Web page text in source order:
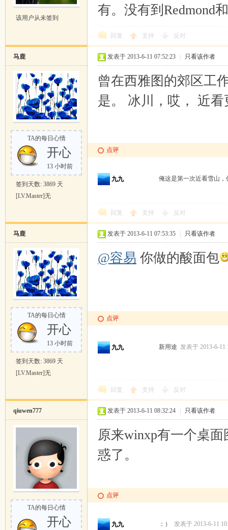
该用户从未签到
有。没有到Redmond
回复 支持 反对
马鹿
TA的每日心情
开心
13 小时前
签到天数: 3869 天
[LV.Master]无
发表于 2013-6-11 07:52:23 只看该作者
曾在西雅图的郊区工
是。 冰川，哎， 近
点评
九九 俺这是第一次近看雪山
回复 支持 反对
马鹿
TA的每日心情
开心
13 小时前
签到天数: 3869 天
[LV.Master]无
发表于 2013-6-11 07:53:35 只看该作者
@容易 你做的酸面包
点评
九九 新用途 发表于 2013-6-11
回复 支持 反对
qiuwen777
TA的每日心情
开心
发表于 2013-6-11 08:32:24 只看该作者
原来winxp有一个桌
惑了。
点评
九九 ：） 发表于 2013-6-11